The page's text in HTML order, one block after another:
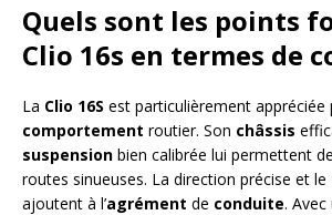
Quels sont les points
Clio 16s en termes de
La Clio 16S est particulièrement appréciée
comportement routier. Son châssis
suspension bien calibrée lui permettent
routes sinueuses. La direction précise et le
ajoutent à l’agrément de conduite.